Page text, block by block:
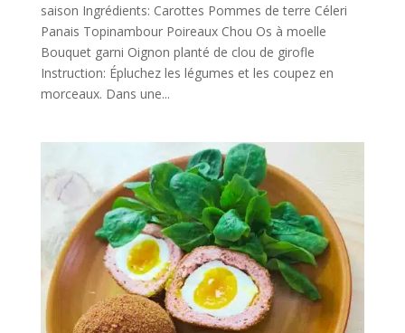
saison Ingrédients: Carottes Pommes de terre Céleri
Panais Topinambour Poireaux Chou Os à moelle
Bouquet garni Oignon planté de clou de girofle
Instruction: Épluchez les légumes et les coupez en
morceaux. Dans une...